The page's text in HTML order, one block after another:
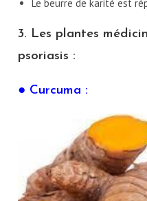
Le beurre de karité est
3. Les plantes
psoriasis :
● Curcuma :